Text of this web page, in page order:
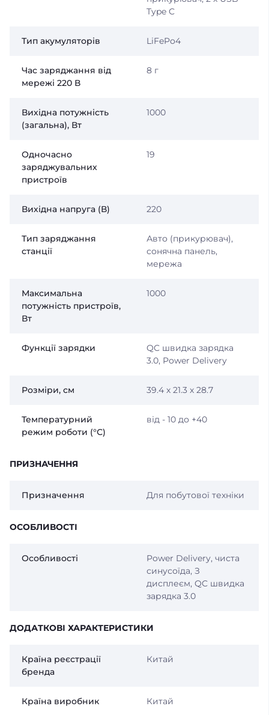
Type C
Тип акумуляторів LiFePo4
Час заряджання від
мережі 220 В
8 г
Вихідна потужність
(загальна), Вт
1000
Одночасно
заряджувальних
пристроїв
19
Вихідна напруга (В) 220
Тип заряджання
станції
Авто (прикурювач),
сонячна панель,
мережа
Максимальна
потужність пристроїв,
Вт
1000
Функції зарядки
QC швидка зарядка
3.0, Power Delivery
Розміри, см 39.4 х 21.3 х 28.7
Температурний
режим роботи (°С)
від - 10 до +40
ПРИЗНАЧЕННЯ
Призначення Для побутової техніки
ОСОБЛИВОСТІ
Особливості
Power Delivery, чиста
синусоїда, З
дисплеєм, QC швидка
зарядка 3.0
ДОДАТКОВІ ХАРАКТЕРИСТИКИ
Країна реєстрації
бренда
Китай
Країна виробник Китай